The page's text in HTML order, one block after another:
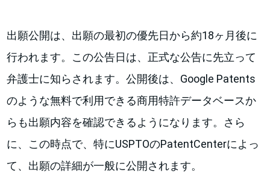
出願公開は、出願の最初の優先日から約18ヶ月後に
行われます。この公告日は、正式な公告に先立って
弁護士に知らされます。公開後は、Google Patents
のような無料で利用できる商用特許データベースか
らも出願内容を確認できるようになります。さら
に、この時点で、特にUSPTOのPatentCenterによっ
て、出願の詳細が一般に公開されます。